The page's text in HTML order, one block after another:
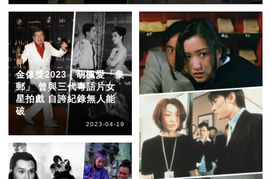
金像獎2023｜胡楓愛「集
郵」 曾與三代粵語片女
星拍戲 自誇紀錄無人能
破
2023-04-19